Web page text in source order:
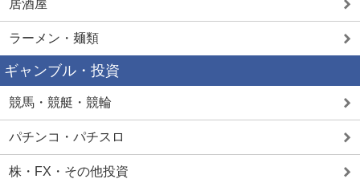
居酒屋
ラーメン・麺類
ギャンブル・投資
競馬・競艇・競輪
パチンコ・パチスロ
株・FX・その他投資